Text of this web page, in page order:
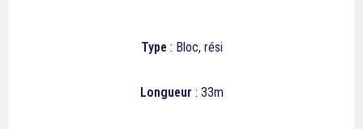
Type : Bloc, rési
Longueur : 33m